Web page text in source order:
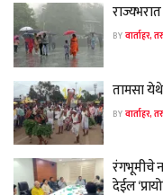
BYवार्ताहर,
तामसा
BYवार्ताहर,
रंगभूमीचे
देईल